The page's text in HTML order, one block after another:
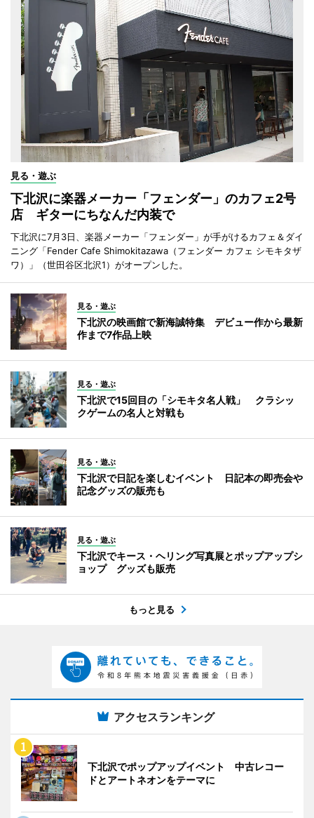
見る・遊ぶ
下北沢に楽器メーカー「フェンダー」のカフェ2号
店 ギターにちなんだ内装で
下北沢に7月3日、楽器メーカー「フェンダー」が手がけるカフェ＆ダイ
ニング「Fender Cafe Shimokitazawa（フェンダー カフェ シモキタザ
ワ）」（世田谷区北沢1）がオープンした。
見る・遊ぶ
下北沢の映画館で新海誠特集 デビュー作から最新
作まで7作品上映
見る・遊ぶ
下北沢で15回目の「シモキタ名人戦」 クラシッ
クゲームの名人と対戦も
見る・遊ぶ
下北沢で日記を楽しむイベント 日記本の即売会や
記念グッズの販売も
見る・遊ぶ
下北沢でキース・ヘリング写真展とポップアップシ
ョップ グッズも販売
もっと見る
アクセスランキング
下北沢でポップアップイベント 中古レコー
ドとアートネオンをテーマに